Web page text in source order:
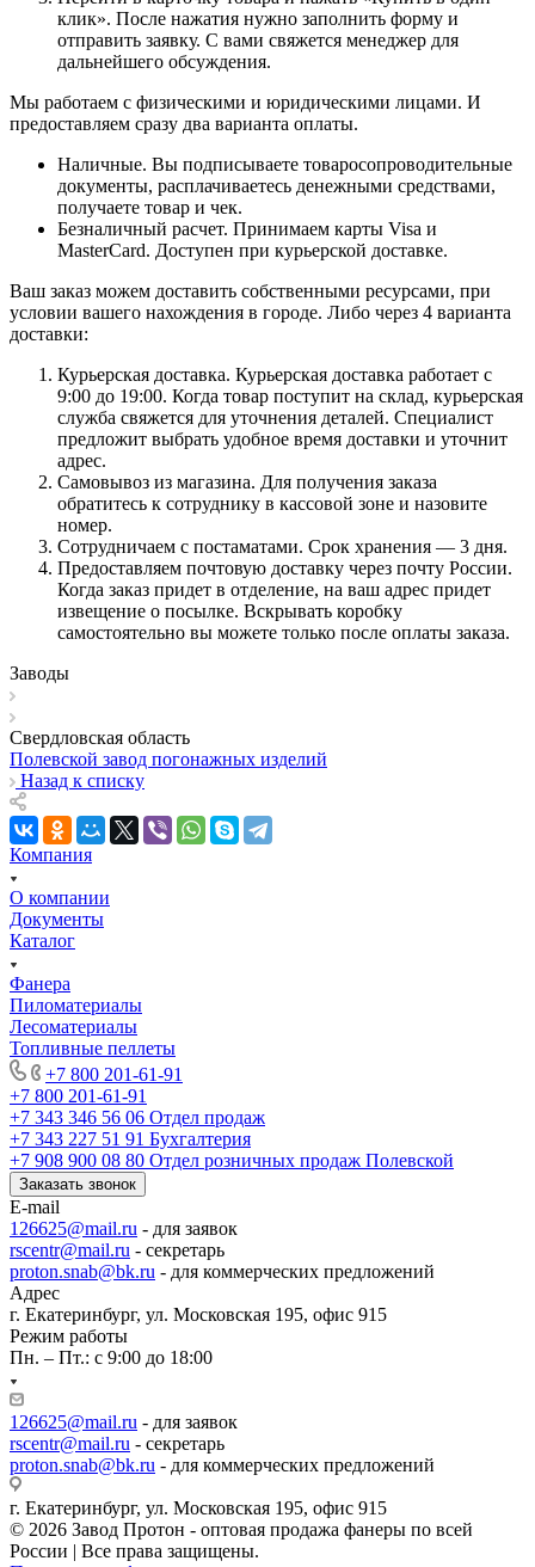
клик». После нажатия нужно заполнить форму и
отправить заявку. С вами свяжется менеджер для
дальнейшего обсуждения.
Мы работаем с физическими и юридическими лицами. И
предоставляем сразу два варианта оплаты.
Наличные. Вы подписываете товаросопроводительные
документы, расплачиваетесь денежными средствами,
получаете товар и чек.
Безналичный расчет. Принимаем карты Visa и
MasterCard. Доступен при курьерской доставке.
Ваш заказ можем доставить собственными ресурсами, при
условии вашего нахождения в городе. Либо через 4 варианта
доставки:
Курьерская доставка. Курьерская доставка работает с
9:00 до 19:00. Когда товар поступит на склад, курьерская
служба свяжется для уточнения деталей. Специалист
предложит выбрать удобное время доставки и уточнит
адрес.
Самовывоз из магазина. Для получения заказа
обратитесь к сотруднику в кассовой зоне и назовите
номер.
Сотрудничаем с постаматами. Срок хранения — 3 дня.
Предоставляем почтовую доставку через почту России.
Когда заказ придет в отделение, на ваш адрес придет
извещение о посылке. Вскрывать коробку
самостоятельно вы можете только после оплаты заказа.
Заводы
Свердловская область
Полевской завод погонажных изделий
Назад к списку
Компания
О компании
Документы
Каталог
Фанера
Пиломатериалы
Лесоматериалы
Топливные пеллеты
+7 800 201-61-91
+7 800 201-61-91
+7 343 346 56 06 Отдел продаж
+7 343 227 51 91 Бухгалтерия
+7 908 900 08 80 Отдел розничных продаж Полевской
Заказать звонок
E-mail
126625@mail.ru - для заявок
rscentr@mail.ru - секретарь
proton.snab@bk.ru - для коммерческих предложений
Адрес
г. Екатеринбург, ул. Московская 195, офис 915
Режим работы
Пн. – Пт.: с 9:00 до 18:00
126625@mail.ru - для заявок
rscentr@mail.ru - секретарь
proton.snab@bk.ru - для коммерческих предложений
г. Екатеринбург, ул. Московская 195, офис 915
© 2026 Завод Протон - оптовая продажа фанеры по всей
России | Все права защищены.